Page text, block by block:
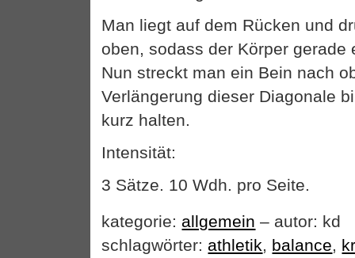
Man liegt auf dem Rücken und
oben, sodass der Körper gerade
Nun streckt man ein Bein nach
Verlängerung dieser Diagonale
kurz halten.
Intensität:
3 Sätze. 10 Wdh. pro Seite.
kategorie: allgemein – autor: kd
schlagwörter: athletik balance